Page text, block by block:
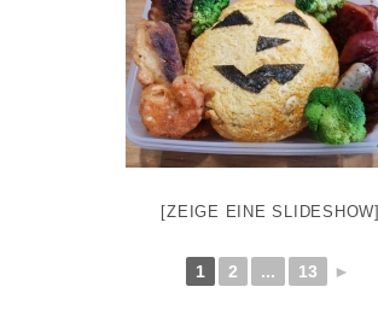
[ZEIGE EINE SLIDESHOW]
1 2 ... 13 ►